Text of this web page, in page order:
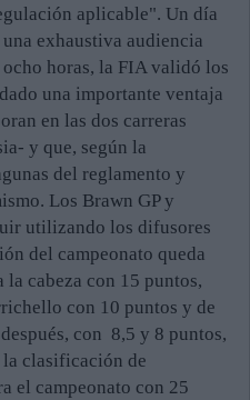
aplicable". Un día
exhaustiva audiencia
horas, la FIA validó los
una importante ventaja
en las dos carreras
y que, según la
del reglamento y
Los Brawn GP y
utilizando los difusores
del campeonato queda
cabeza con 15 puntos,
con 10 puntos y de
con 8,5 y 8 puntos,
la clasificación de
el campeonato con 25